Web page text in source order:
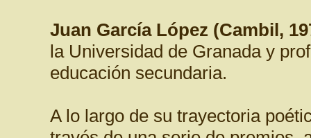
Juan García López (Cambil,
la Universidad de Granada y
educación secundaria.
A lo largo de su trayectoria